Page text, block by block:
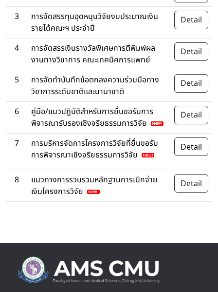
3
การจัดสรรทุนอุดหนุนวิจัยงบประมาณเงิน
รายได้คณะฯ ประจำปี
Detail
4
การจัดสรรเงินรางวัลพิเศษการตีพิมพ์ผล
งานทางวิชาการ คณะเทคนิคการแพทย์
Detail
5
การจัดทำบันทึกข้อตกลงความร่วมมือทาง
วิชาการระดับชาติและนานาชาติ
Detail
6
คู่มือ/แนวปฏิบัติสำหรับการยื่นขอรับการ
พิจารณารับรองเชิงจริยธรรมการวิจัย
Detail
7
การบริหารจัดการโครงการวิจัยที่ยื่นขอรับ
การพิจารณาเชิงจริยธรรมการวิจัย
Detail
8
แนวทางการรวบรวมหลักฐานการเบิกจ่าย
เงินโครงการวิจัย
Detail